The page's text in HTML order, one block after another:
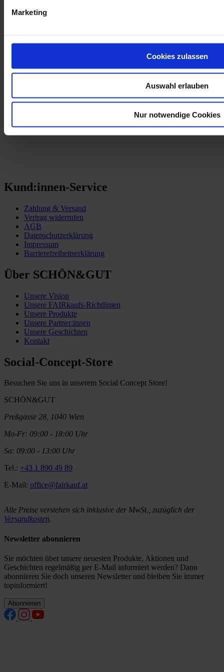
Marketing
Cookies zulassen
Auswahl erlauben
Nur notwendige Cookies
Mehr Informationen
Partner:innen Wiener Bezirksimkerei Dr.Matthias Kopetzky
Kund:innen-Service
Zahlung & Versand
Vertrag widerrufen
AGB
Datenschutzerklärung
Impressum
Barrierefreiheitserklärung
Über SCHÖN&GUT
Unsere Vision
Unsere FAIRkaufs-Richtlinien
Unsere Produkte
Unsere Partner:innen
Unsere Geschichten
Kontakt
Social-Concept-Store
Besuchen Sie uns in unserem Social Concept Store!
SCHÖN&GUT
Preßgasse 28, 1040 Wien
Mo-Fr: 09:00 - 18:00 Uhr
Sa: 09:00 - 13:00 Uhr
Tel.: +43 1 890 49 89
E-Mail: office@fairkauf.at
Alle Preise verstehen sich inklusive der MwSt., zuzüglich der
Versandkosten.
Newsletter abonnieren
Sie möchten über unsere neuesten Produkte, Aktionen und
Geschichten regelmäßig per E-Mail informiert werden? Dann
abonnieren Sie doch unseren Newsletter und bleiben Sie immer
topinformiert!
Abonnieren